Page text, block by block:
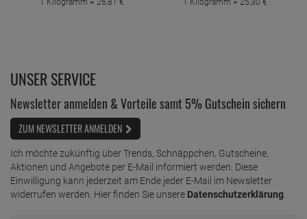
1 Kilogramm = 26,81 € 1 Kilogramm = 25,30 €
UNSER SERVICE
Newsletter anmelden & Vorteile samt 5% Gutschein sichern
ZUM NEWSLETTER ANMELDEN
Ich möchte zukünftig über Trends, Schnäppchen, Gutscheine,
Aktionen und Angebote per E-Mail informiert werden. Diese
Einwilligung kann jederzeit am Ende jeder E-Mail im Newsletter
widerrufen werden. Hier finden Sie unsere Datenschutzerklärung